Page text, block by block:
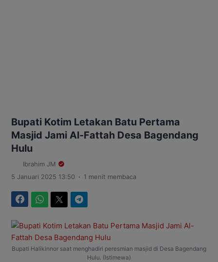
Bupati Kotim Letakan Batu Pertama
Masjid Jami Al-Fattah Desa Bagendang
Hulu
Ibrahim JM
5 Januari 2025 13:50 . 1 menit membaca
Bupati Halikinnor saat menghadiri peresmian masjid di Desa Bagendang
Hulu. (Istimewa)